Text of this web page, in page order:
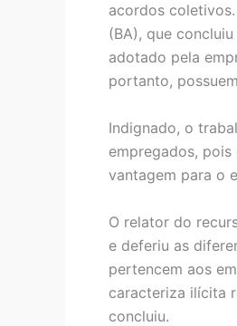
acordos
(BA), que
adotado pela
portanto,
Indignado, o
empregados,
vantagem para o
O relator do
e deferiu as
pertencem aos
caracteriza ilícita
concluiu.